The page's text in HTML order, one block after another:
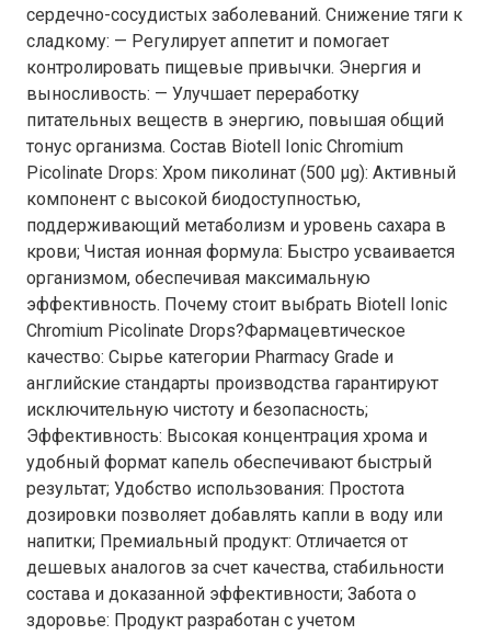
сердечно-сосудистых заболеваний. Снижение тяги к
сладкому: — Регулирует аппетит и помогает
контролировать пищевые привычки. Энергия и
выносливость: — Улучшает переработку
питательных веществ в энергию, повышая общий
тонус организма. Состав Biotell Ionic Chromium
Picolinate Drops: Хром пиколинат (500 µg): Активный
компонент с высокой биодоступностью,
поддерживающий метаболизм и уровень сахара в
крови; Чистая ионная формула: Быстро усваивается
организмом, обеспечивая максимальную
эффективность. Почему стоит выбрать Biotell Ionic
Chromium Picolinate Drops?Фармацевтическое
качество: Сырье категории Pharmacy Grade и
английские стандарты производства гарантируют
исключительную чистоту и безопасность;
Эффективность: Высокая концентрация хрома и
удобный формат капель обеспечивают быстрый
результат; Удобство использования: Простота
дозировки позволяет добавлять капли в воду или
напитки; Премиальный продукт: Отличается от
дешевых аналогов за счет качества, стабильности
состава и доказанной эффективности; Забота о
здоровье: Продукт разработан с учетом